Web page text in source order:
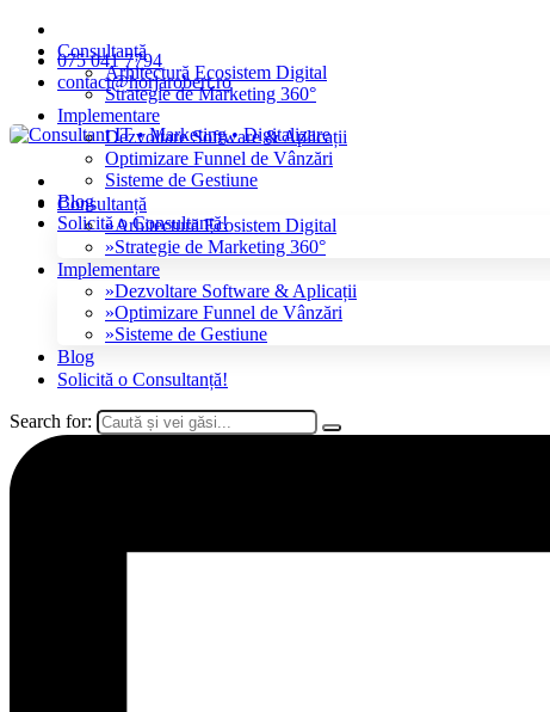
075 041 7794
contact@horjarobert.ro
Consultanță
Arhitectură Ecosistem Digital
Strategie de Marketing 360°
Implementare
Dezvoltare Software & Aplicații
Optimizare Funnel de Vânzări
Sisteme de Gestiune
Blog
Solicită o Consultanță!
Search for:
Consultanță
Arhitectură Ecosistem Digital
Strategie de Marketing 360°
Implementare
Dezvoltare Software & Aplicații
Optimizare Funnel de Vânzări
Sisteme de Gestiune
Blog
Solicită o Consultanță!